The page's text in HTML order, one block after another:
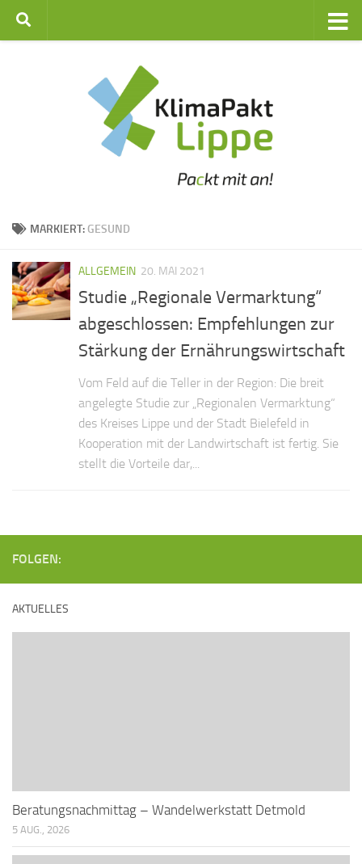
Zum Inhalt springen
MARKIERT: GESUND
ALLGEMEIN 20. MAI 2021
Studie „Regionale Vermarktung“
abgeschlossen: Empfehlungen zur
Stärkung der Ernährungswirtschaft
Vom Feld auf die Teller in der Region: Die breit
angelegte Studie zur „Regionalen Vermarktung“
des Kreises Lippe und der Stadt Bielefeld in
Kooperation mit der Landwirtschaft ist fertig. Sie
stellt die Vorteile dar,...
FOLGEN:
AKTUELLES
Beratungsnachmittag – Wandelwerkstatt Detmold
5 AUG., 2026